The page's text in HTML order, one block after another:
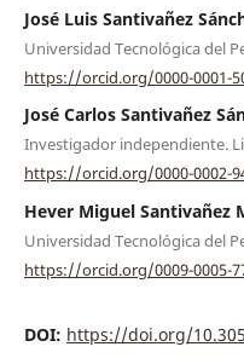
José Luis Santivañez
Universidad Tecnológica del
https://orcid.org/0000-0001-
José Carlos Santivañez
Investigador independiente.
https://orcid.org/0000-0002-
Hever Miguel Santivañez
Universidad Tecnológica del
https://orcid.org/0009-0005-
DOI: https://doi.org/